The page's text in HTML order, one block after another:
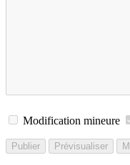
Modification mineure